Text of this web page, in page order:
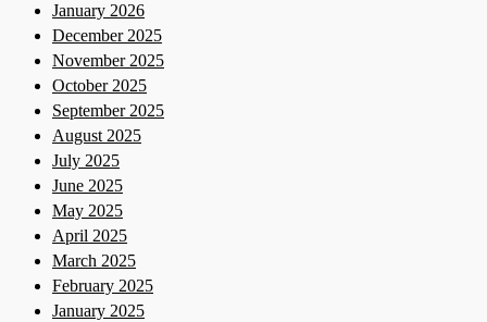
January 2026
December 2025
November 2025
October 2025
September 2025
August 2025
July 2025
June 2025
May 2025
April 2025
March 2025
February 2025
January 2025